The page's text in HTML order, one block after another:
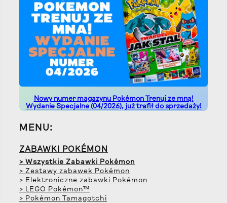
Nowy numer magazynu Pokémon Trenuj ze mną!
Wydanie Specjalne (04/2026), już trafił do sprzedaży!
MENU:
ZABAWKI POKÉMON
> Wszystkie Zabawki Pokémon
> Zestawy zabawek Pokémon
> Elektroniczne zabawki Pokémon
> LEGO Pokémon™
> Pokémon Tamagotchi